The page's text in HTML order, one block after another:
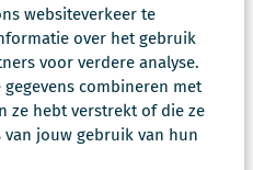
websiteverkeer te
over het gebruik
voor verdere analyse.
combineren met
ze hebt verstrekt of die ze
jouw gebruik van hun
zwakste schakel. Bij
aantal AOOV'ers,
opleiding en handvatten,
in de strijd tegen
in hun